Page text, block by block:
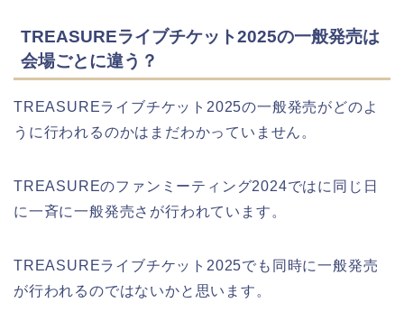
TREASUREライブチケット2025の一般発売は
会場ごとに違う？
TREASUREライブチケット2025の一般発売がどのよ
うに行われるのかはまだわかっていません。
TREASUREのファンミーティング2024ではに同じ日
に一斉に一般発売さが行われています。
TREASUREライブチケット2025でも同時に一般発売
が行われるのではないかと思います。